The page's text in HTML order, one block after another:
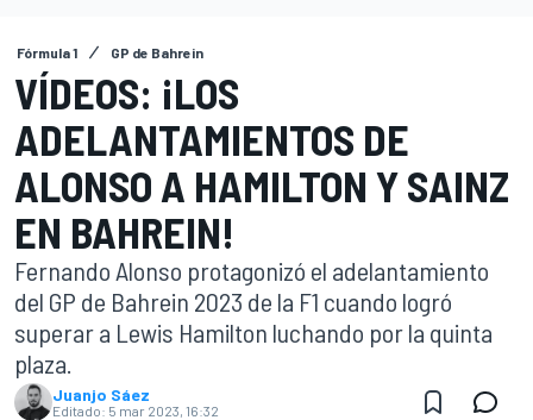
Fórmula 1 GP de Bahrein
VÍDEOS: ¡LOS
ADELANTAMIENTOS DE
ALONSO A HAMILTON Y SAINZ
EN BAHREIN!
Fernando Alonso protagonizó el adelantamiento
del GP de Bahrein 2023 de la F1 cuando logró
superar a Lewis Hamilton luchando por la quinta
plaza.
Juanjo Sáez
Editado: 5 mar 2023, 16:32